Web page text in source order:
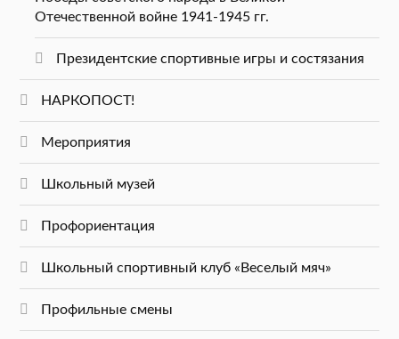
Отечественной войне 1941-1945 гг.
Президентские спортивные игры и состязания
НАРКОПОСТ!
Мероприятия
Школьный музей
Профориентация
Школьный спортивный клуб «Веселый мяч»
Профильные смены